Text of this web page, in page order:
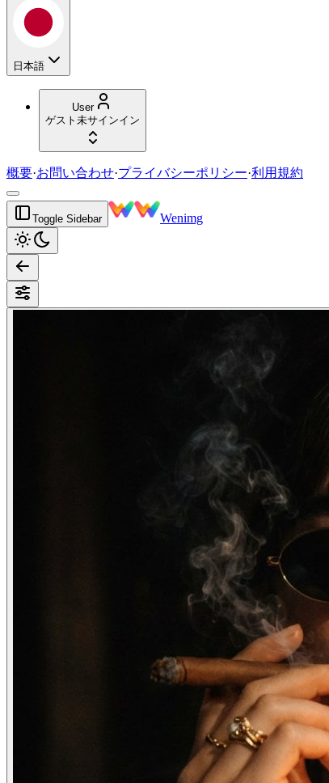
日本語
User
ゲスト 未サインイン
概要·お問い合わせ·プライバシーポリシー·利用規約
Toggle Sidebar Wenimg